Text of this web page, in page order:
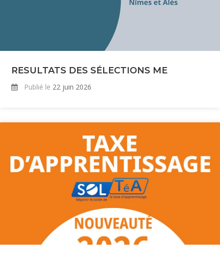
RESULTATS DES SÉLECTIONS ME
Publié le 22 juin 2026